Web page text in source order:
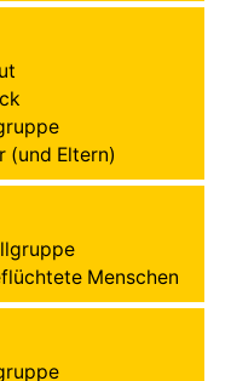
(und Eltern)
Menschen